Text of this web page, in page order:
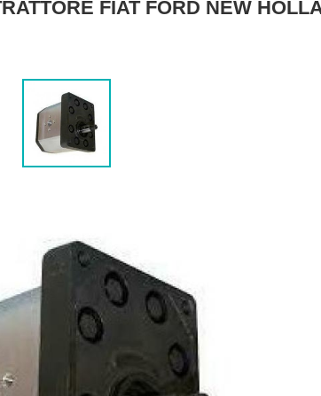
FIAT FORD NEW